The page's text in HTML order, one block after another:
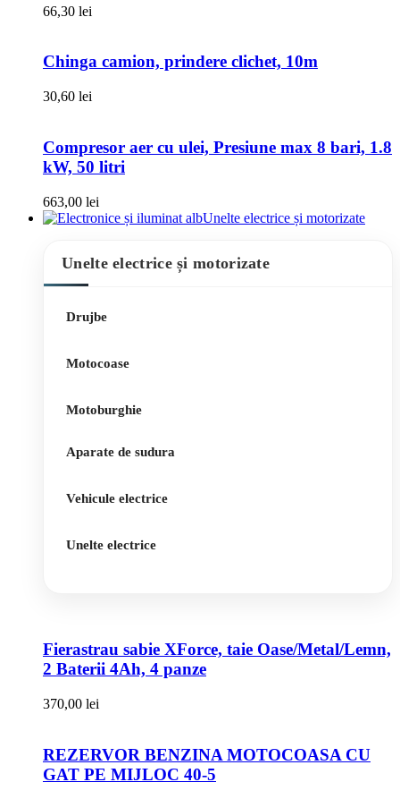
66,30 lei
Chinga camion, prindere clichet, 10m
30,60 lei
Compresor aer cu ulei, Presiune max 8 bari, 1.8
kW, 50 litri
663,00 lei
Unelte electrice și motorizate
Unelte electrice și motorizate
Drujbe
Motocoase
Motoburghie
Aparate de sudura
Vehicule electrice
Unelte electrice
Fierastrau sabie XForce, taie Oase/Metal/Lemn,
2 Baterii 4Ah, 4 panze
370,00 lei
REZERVOR BENZINA MOTOCOASA CU
GAT PE MIJLOC 40-5